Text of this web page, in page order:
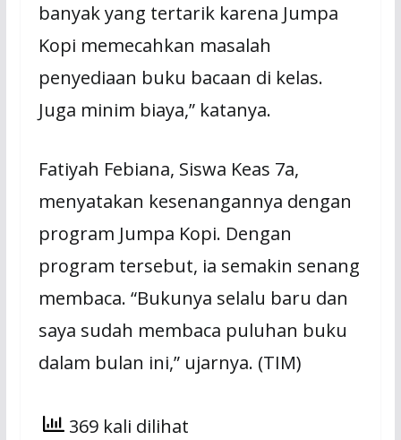
banyak yang tertarik karena Jumpa
Kopi memecahkan masalah
penyediaan buku bacaan di kelas.
Juga minim biaya,” katanya.
Fatiyah Febiana, Siswa Keas 7a,
menyatakan kesenangannya dengan
program Jumpa Kopi. Dengan
program tersebut, ia semakin senang
membaca. “Bukunya selalu baru dan
saya sudah membaca puluhan buku
dalam bulan ini,” ujarnya. (TIM)
369 kali dilihat